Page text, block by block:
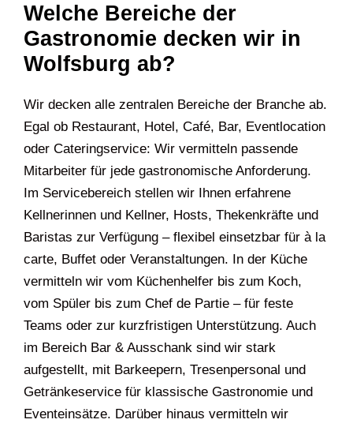
Welche Bereiche der
Gastronomie decken wir in
Wolfsburg ab?
Wir decken alle zentralen Bereiche der Branche ab.
Egal ob Restaurant, Hotel, Café, Bar, Eventlocation
oder Cateringservice: Wir vermitteln passende
Mitarbeiter für jede gastronomische Anforderung.
Im Servicebereich stellen wir Ihnen erfahrene
Kellnerinnen und Kellner, Hosts, Thekenkräfte und
Baristas zur Verfügung – flexibel einsetzbar für à la
carte, Buffet oder Veranstaltungen. In der Küche
vermitteln wir vom Küchenhelfer bis zum Koch,
vom Spüler bis zum Chef de Partie – für feste
Teams oder zur kurzfristigen Unterstützung. Auch
im Bereich Bar & Ausschank sind wir stark
aufgestellt, mit Barkeepern, Tresenpersonal und
Getränkeservice für klassische Gastronomie und
Eventeinsätze. Darüber hinaus vermitteln wir